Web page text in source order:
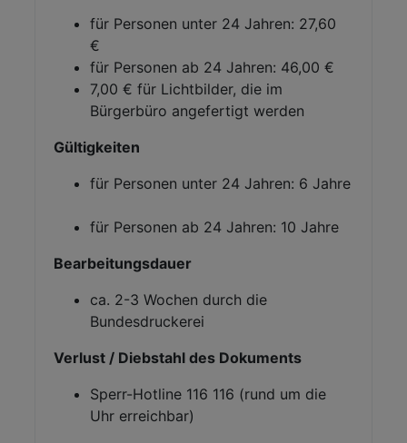
für Personen unter 24 Jahren: 27,60
€
für Personen ab 24 Jahren: 46,00 €
7,00 € für Lichtbilder, die im
Bürgerbüro angefertigt werden
Gültigkeiten
für Personen unter 24 Jahren: 6 Jahre
für Personen ab 24 Jahren: 10 Jahre
Bearbeitungsdauer
ca. 2-3 Wochen durch die
Bundesdruckerei
Verlust / Diebstahl des Dokuments
Sperr-Hotline 116 116 (rund um die
Uhr erreichbar)